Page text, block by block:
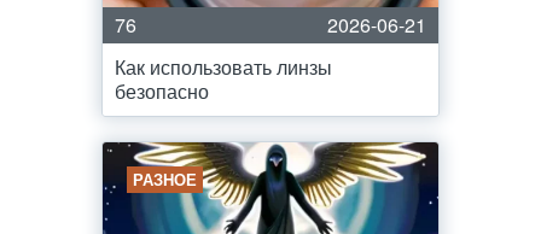
76
2026-06-21
Как использовать линзы
безопасно
РАЗНОЕ